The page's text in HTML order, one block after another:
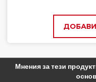
Мнения за тези